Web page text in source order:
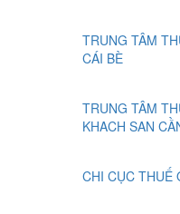
TRUNG TÂM
CÁI BÈ
TRUNG TÂM
KHACH SAN
CHI CỤC THUẾ